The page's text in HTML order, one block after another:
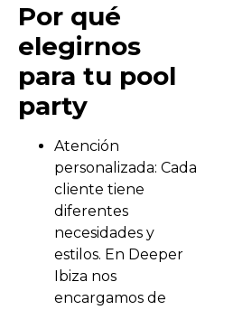
Por qué
elegirnos
para tu pool
party
Atención
personalizada: Cada
cliente tiene
diferentes
necesidades y
estilos. En Deeper
Ibiza nos
encargamos de